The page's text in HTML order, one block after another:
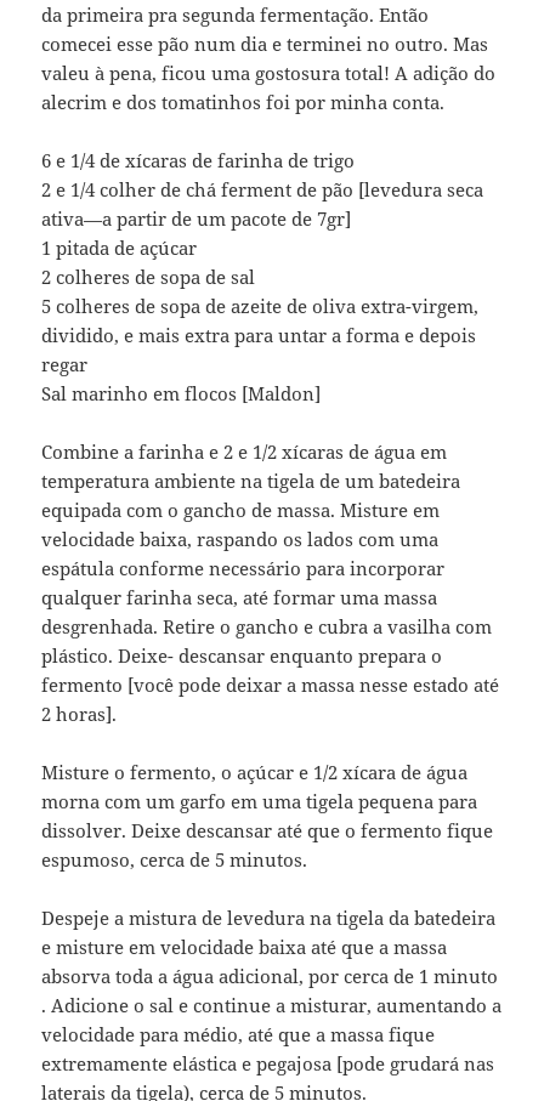
da primeira pra segunda fermentação. Então
comecei esse pão num dia e terminei no outro. Mas
valeu à pena, ficou uma gostosura total! A adição do
alecrim e dos tomatinhos foi por minha conta.
6 e 1/4 de xícaras de farinha de trigo
2 e 1/4 colher de chá ferment de pão [levedura seca
ativa—a partir de um pacote de 7gr]
1 pitada de açúcar
2 colheres de sopa de sal
5 colheres de sopa de azeite de oliva extra-virgem,
dividido, e mais extra para untar a forma e depois
regar
Sal marinho em flocos [Maldon]
Combine a farinha e 2 e 1/2 xícaras de água em
temperatura ambiente na tigela de um batedeira
equipada com o gancho de massa. Misture em
velocidade baixa, raspando os lados com uma
espátula conforme necessário para incorporar
qualquer farinha seca, até formar uma massa
desgrenhada. Retire o gancho e cubra a vasilha com
plástico. Deixe- descansar enquanto prepara o
fermento [você pode deixar a massa nesse estado até
2 horas].
Misture o fermento, o açúcar e 1/2 xícara de água
morna com um garfo em uma tigela pequena para
dissolver. Deixe descansar até que o fermento fique
espumoso, cerca de 5 minutos.
Despeje a mistura de levedura na tigela da batedeira
e misture em velocidade baixa até que a massa
absorva toda a água adicional, por cerca de 1 minuto
. Adicione o sal e continue a misturar, aumentando a
velocidade para médio, até que a massa fique
extremamente elástica e pegajosa [pode grudará nas
laterais da tigela), cerca de 5 minutos.